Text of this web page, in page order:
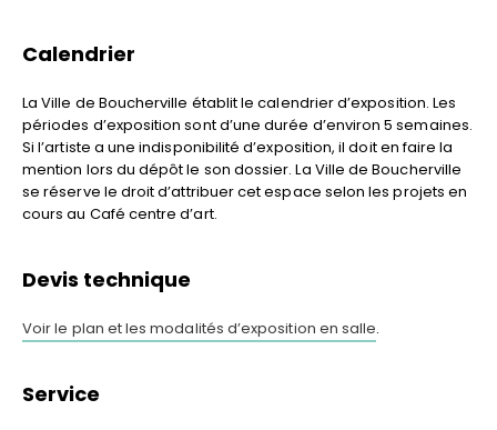
Calendrier
La Ville de Boucherville établit le calendrier d’exposition. Les
périodes d’exposition sont d’une durée d’environ 5 semaines.
Si l’artiste a une indisponibilité d’exposition, il doit en faire la
mention lors du dépôt le son dossier. La Ville de Boucherville
se réserve le droit d’attribuer cet espace selon les projets en
cours au Café centre d’art.
Devis technique
Voir le plan et les modalités d’exposition en salle.
Service